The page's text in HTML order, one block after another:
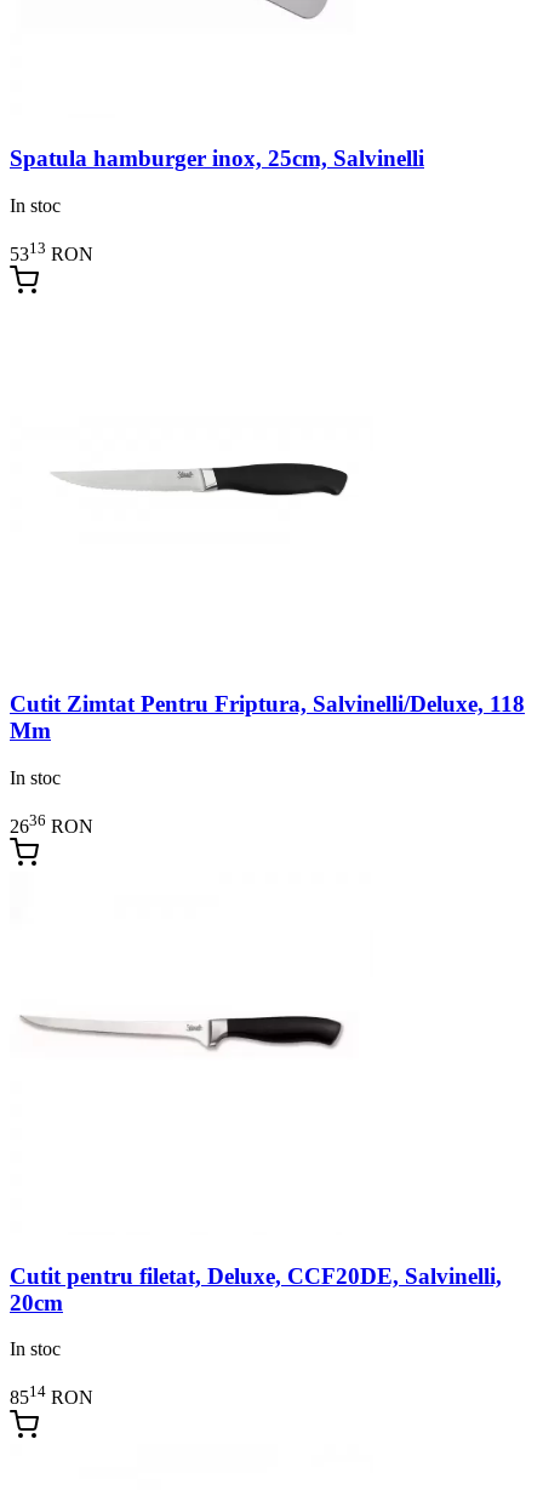
Spatula hamburger inox, 25cm, Salvinelli
In stoc
5313 RON
Cutit Zimtat Pentru Friptura, Salvinelli/Deluxe, 118
Mm
In stoc
2636 RON
Cutit pentru filetat, Deluxe, CCF20DE, Salvinelli,
20cm
In stoc
8514 RON